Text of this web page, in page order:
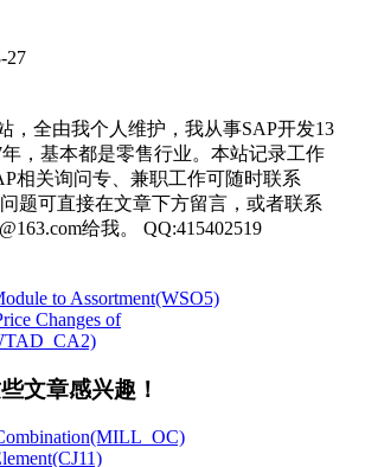
27
，全由我个人维护，我从事SAP开发13
，基本都是零售行业。本站记录工作
相关询问专、兼职工作可随时联系
题可直接在文章下方留言，或者联系
给我。 QQ:415402519
to Assortment(WSO5)
Changes of
文章感兴趣！